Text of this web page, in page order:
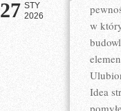
27 STY
2026
w
Idea